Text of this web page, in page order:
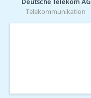
Telekommunikation